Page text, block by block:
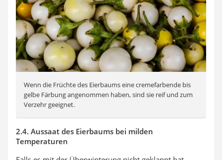
Wenn die Früchte des Eierbaums eine cremefarbende bis
gelbe Färbung angenommen haben, sind sie reif und zum
Verzehr geeignet.
2.4. Aussaat des Eierbaums bei milden
Temperaturen